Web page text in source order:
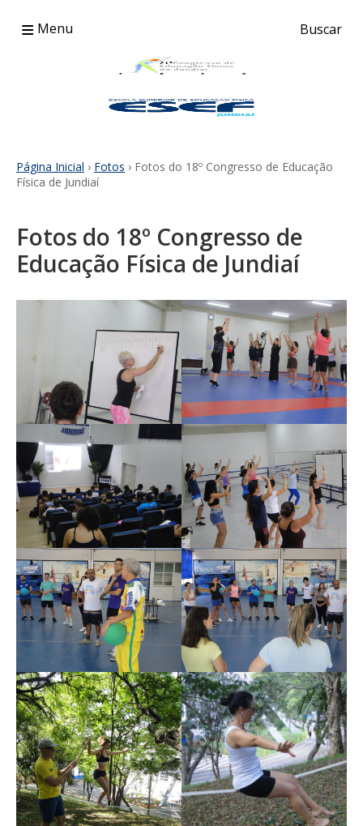
≡ Menu Buscar
Página Inicial › Fotos › Fotos do 18º Congresso de Educação
Física de Jundiaí
Fotos do 18º Congresso de
Educação Física de Jundiaí